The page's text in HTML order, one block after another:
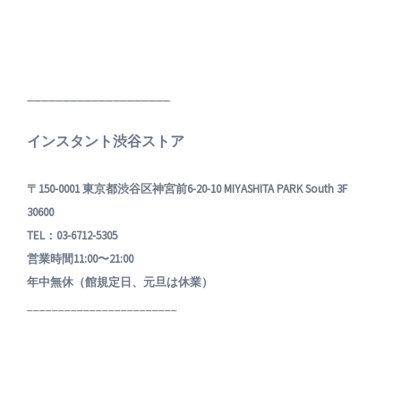
インスタント渋谷ストア
〒150-0001 東京都渋谷区神宮前6-20-10 MIYASHITA PARK South 3F
30600
TEL：03-6712-5305
営業時間11:00〜21:00
年中無休（館規定日、元旦は休業）